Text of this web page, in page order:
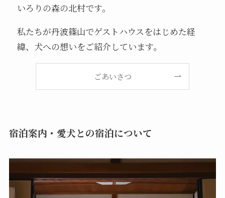
いろりの森の北村です。
私たちが丹波篠山でゲストハウスをはじめた経
緯、犬への想いをご紹介しています。
ごあいさつ
宿泊案内・愛犬との宿泊について